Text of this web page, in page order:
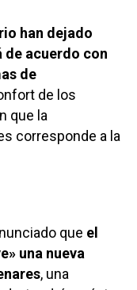
han dejado
de acuerdo con
de
de los
que la
corresponde a la
que el
una nueva
, una